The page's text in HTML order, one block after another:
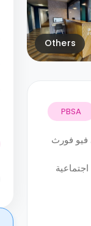
Others
PBSA
فيو فورث